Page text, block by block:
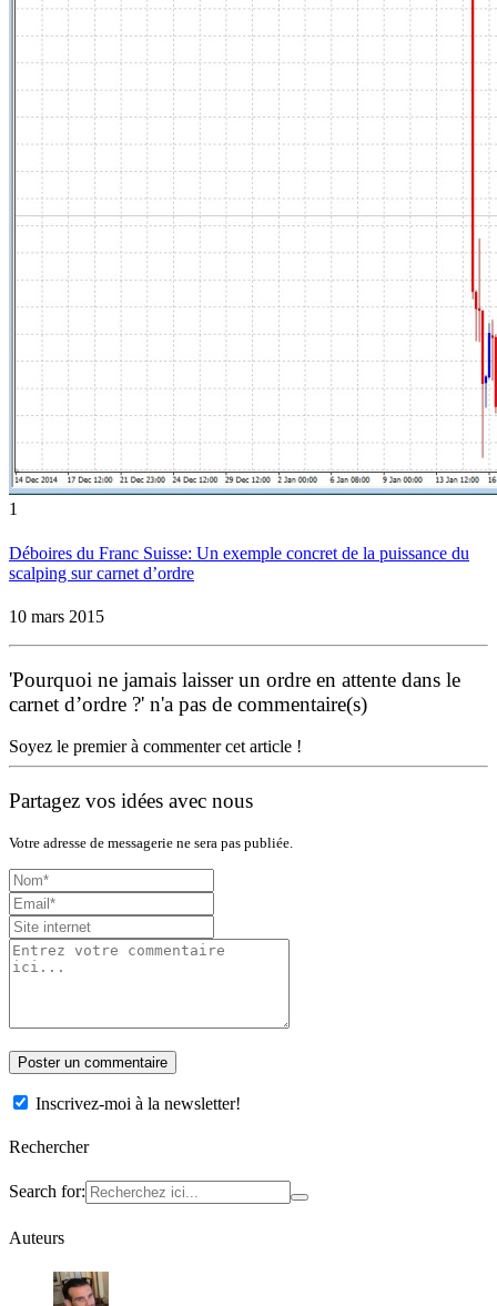
1
Déboires du Franc Suisse: Un exemple concret de la puissance du
scalping sur carnet d’ordre
10 mars 2015
'Pourquoi ne jamais laisser un ordre en attente dans le
carnet d’ordre ?' n'a pas de commentaire(s)
Soyez le premier à commenter cet article !
Partagez vos idées avec nous
Votre adresse de messagerie ne sera pas publiée.
Inscrivez-moi à la newsletter!
Rechercher
Search for:
Auteurs